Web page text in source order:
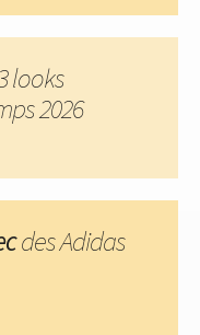
looks
2026
des Adidas